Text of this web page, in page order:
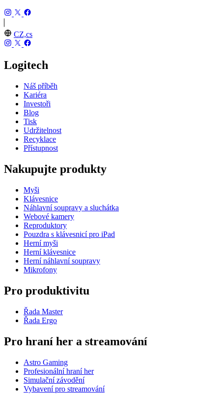
CZ,cs
Logitech
Náš příběh
Kariéra
Investoři
Blog
Tisk
Udržitelnost
Recyklace
Přístupnost
Nakupujte produkty
Myši
Klávesnice
Náhlavní soupravy a sluchátka
Webové kamery
Reproduktory
Pouzdra s klávesnicí pro iPad
Herní myši
Herní klávesnice
Herní náhlavní soupravy
Mikrofony
Pro produktivitu
Řada Master
Řada Ergo
Pro hraní her a streamování
Astro Gaming
Profesionální hraní her
Simulační závodění
Vybavení pro streamování